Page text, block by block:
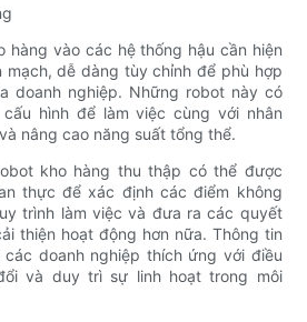
hàng vào các hệ thống hậu cần hiện
mạch, dễ dàng tùy chỉnh để phù hợp
doanh nghiệp. Những robot này có
hình để làm việc cùng với nhân
nâng cao năng suất tổng thể.
kho hàng thu thập có thể được
thực để xác định các điểm không
trình làm việc và đưa ra các quyết
thiện hoạt động hơn nữa. Thông tin
doanh nghiệp thích ứng với điều
và duy trì sự linh hoạt trong môi